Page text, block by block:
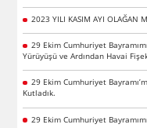
2023 YILI KASIM AYI OLAĞAN
29 Ekim Cumhuriyet
Yürüyüşü ve Ardından Havai
29 Ekim Cumhuriyet
Kutladık.
29 Ekim Cumhuriyet